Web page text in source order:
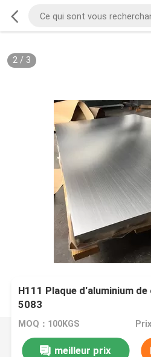
2/ 3
H111 Plaque d'aluminium
5083
MOQ：100KGS
meilleur prix